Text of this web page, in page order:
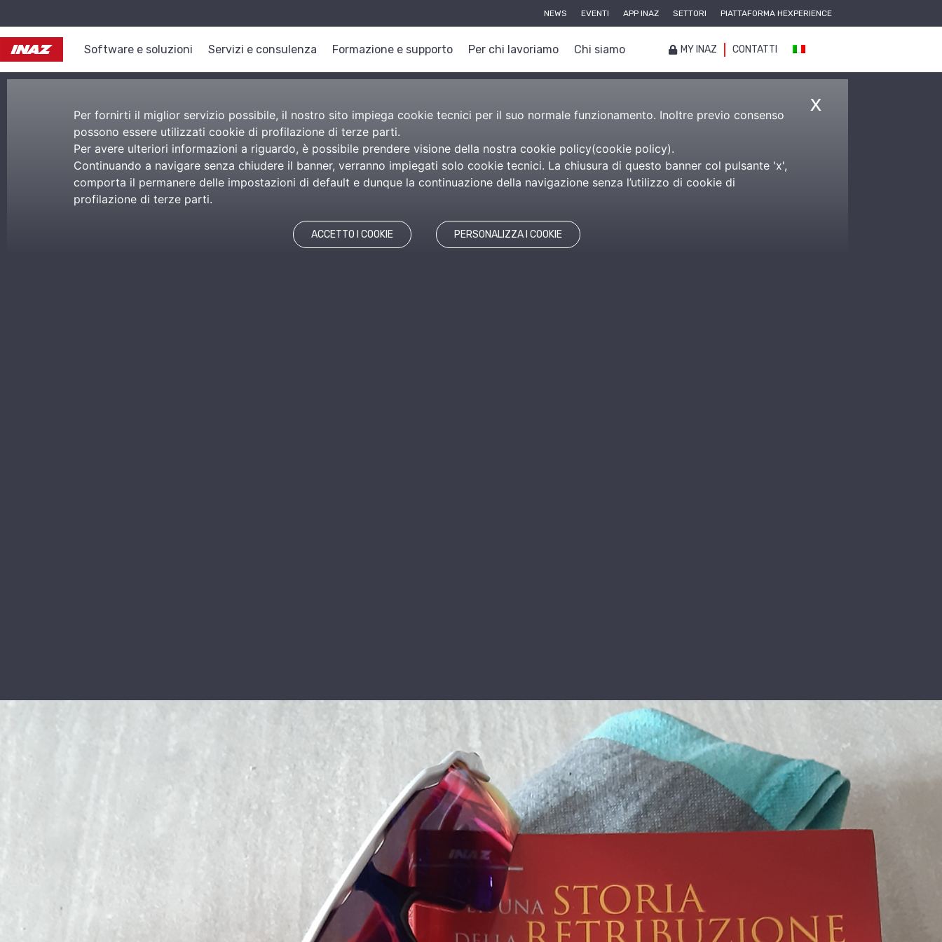
NEWS EVENTI APP INAZ SETTORI PIATTAFORMA HEXPERIENCE
Software e soluzioni Servizi e consulenza Formazione e supporto Per chi lavoriamo Chi siamo MY INAZ CONTATTI
x
Per fornirti il miglior servizio possibile, il nostro sito impiega cookie tecnici per il suo normale funzionamento. Inoltre previo consenso
possono essere utilizzati cookie di profilazione di terze parti.
Per avere ulteriori informazioni a riguardo, è possibile prendere visione della nostra cookie policy(cookie policy).
Continuando a navigare senza chiudere il banner, verranno impiegati solo cookie tecnici. La chiusura di questo banner col pulsante 'x',
comporta il permanere delle impostazioni di default e dunque la continuazione della navigazione senza l’utilizzo di cookie di
profilazione di terze parti.
ACCETTO I COOKIE PERSONALIZZA I COOKIE